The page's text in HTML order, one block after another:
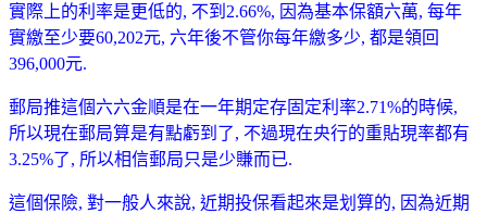
實際上的利率是更低的, 不到2.66%, 因為基本保額六萬, 每年
實繳至少要60,202元, 六年後不管你每年繳多少, 都是領回
396,000元.
郵局推這個六六金順是在一年期定存固定利率2.71%的時候,
所以現在郵局算是有點虧到了, 不過現在央行的重貼現率都有
3.25%了, 所以相信郵局只是少賺而已.
這個保險, 對一般人來說, 近期投保看起來是划算的, 因為近期